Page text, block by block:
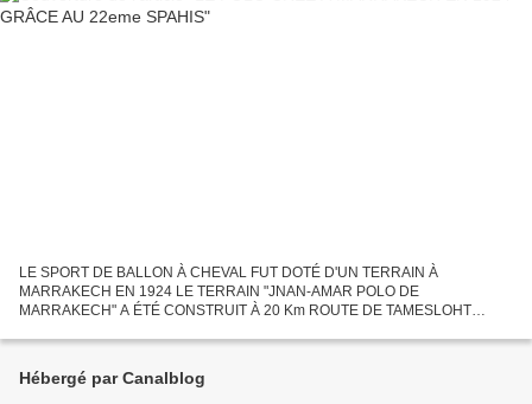
LE SPORT DE BALLON À CHEVAL FUT DOTÉ D'UN TERRAIN À
MARRAKECH EN 1924 LE TERRAIN "JNAN-AMAR POLO DE
MARRAKECH" A ÉTÉ CONSTRUIT À 20 Km ROUTE DE TAMESLOHT
de 99 ans, installé à Marrakech...
Hébergé par Canalblog